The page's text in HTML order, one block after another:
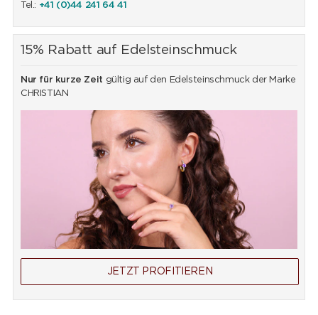
Tel.: +41 (0)44 241 64 41
15% Rabatt auf Edelsteinschmuck
Nur für kurze Zeit gültig auf den Edelsteinschmuck der Marke
CHRISTIAN
JETZT PROFITIEREN